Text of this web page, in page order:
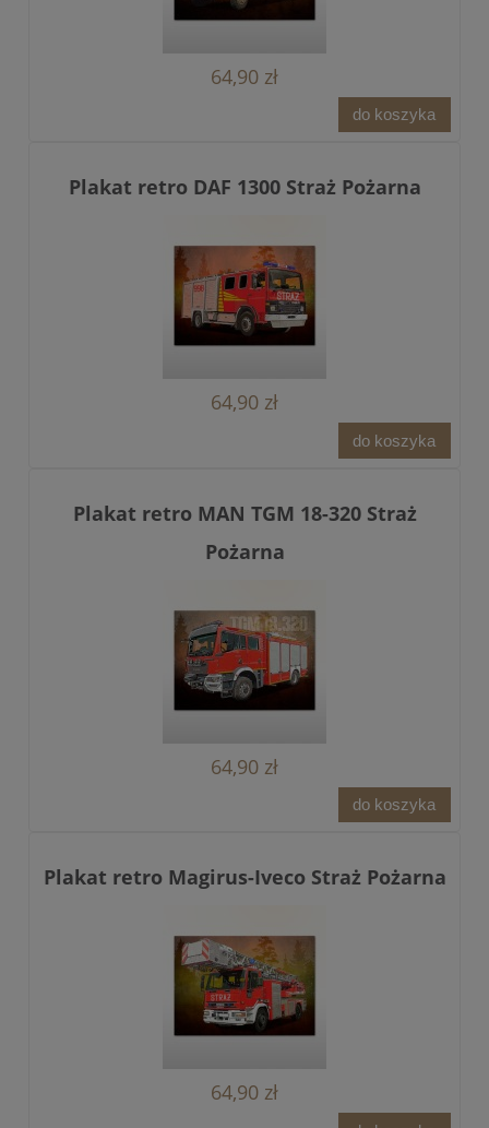
64,90 zł
do koszyka
Plakat retro DAF 1300 Straż Pożarna
64,90 zł
do koszyka
Plakat retro MAN TGM 18-320 Straż
Pożarna
64,90 zł
do koszyka
Plakat retro Magirus-Iveco Straż Pożarna
64,90 zł